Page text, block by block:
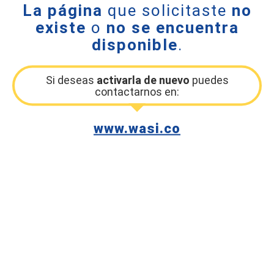
La página que solicitaste no
existe o no se encuentra
disponible.
Si deseas activarla de nuevo puedes
contactarnos en:
www.wasi.co